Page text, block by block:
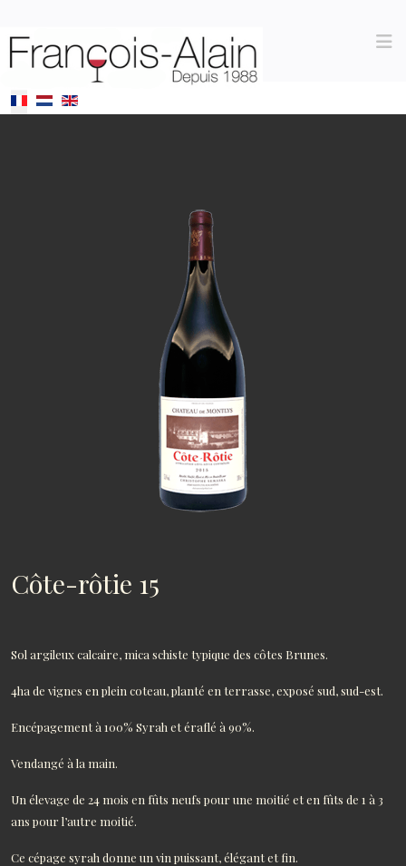
Côte-rôtie 15
Sol argileux calcaire, mica schiste typique des côtes Brunes.
4ha de vignes en plein coteau, planté en terrasse, exposé sud, sud-est.
Encépagement à 100% Syrah et éraflé à 90%.
Vendangé à la main.
Un élevage de 24 mois en fûts neufs pour une moitié et en fûts de 1 à 3
ans pour l’autre moitié.
Ce cépage syrah donne un vin puissant, élégant et fin.